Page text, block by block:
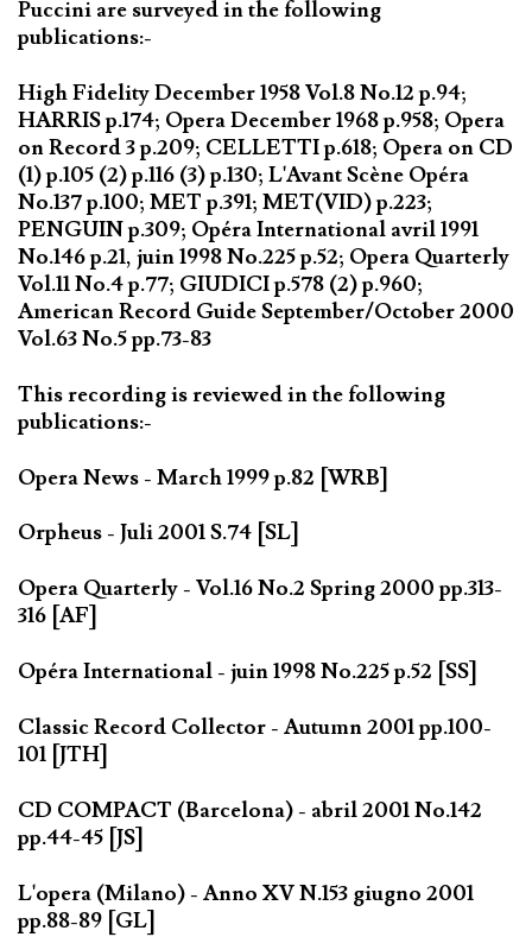
Puccini are surveyed in the following
publications:-
High Fidelity December 1958 Vol.8 No.12 p.94;
HARRIS p.174; Opera December 1968 p.958; Opera
on Record 3 p.209; CELLETTI p.618; Opera on CD
(1) p.105 (2) p.116 (3) p.130; L'Avant Scène Opéra
No.137 p.100; MET p.391; MET(VID) p.223;
PENGUIN p.309; Opéra International avril 1991
No.146 p.21, juin 1998 No.225 p.52; Opera Quarterly
Vol.11 No.4 p.77; GIUDICI p.578 (2) p.960;
American Record Guide September/October 2000
Vol.63 No.5 pp.73-83
This recording is reviewed in the following
publications:-
Opera News - March 1999 p.82 [WRB]
Orpheus - Juli 2001 S.74 [SL]
Opera Quarterly - Vol.16 No.2 Spring 2000 pp.313-
316 [AF]
Opéra International - juin 1998 No.225 p.52 [SS]
Classic Record Collector - Autumn 2001 pp.100-
101 [JTH]
CD COMPACT (Barcelona) - abril 2001 No.142
pp.44-45 [JS]
L'opera (Milano) - Anno XV N.153 giugno 2001
pp.88-89 [GL]